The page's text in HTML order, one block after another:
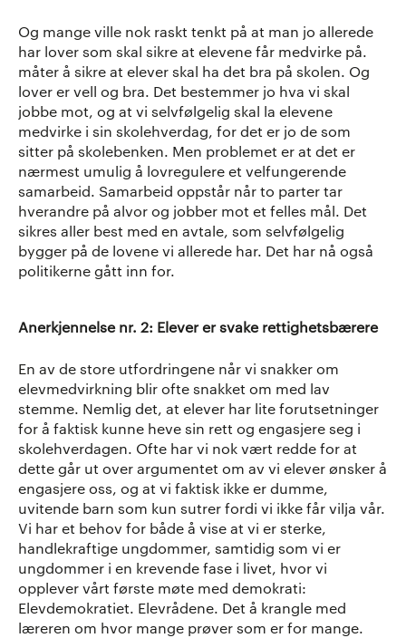
Og mange ville nok raskt tenkt på at man jo allerede
har lover som skal sikre at elevene får medvirke på.
måter å sikre at elever skal ha det bra på skolen. Og
lover er vell og bra. Det bestemmer jo hva vi skal
jobbe mot, og at vi selvfølgelig skal la elevene
medvirke i sin skolehverdag, for det er jo de som
sitter på skolebenken. Men problemet er at det er
nærmest umulig å lovregulere et velfungerende
samarbeid. Samarbeid oppstår når to parter tar
hverandre på alvor og jobber mot et felles mål. Det
sikres aller best med en avtale, som selvfølgelig
bygger på de lovene vi allerede har. Det har nå også
politikerne gått inn for.
Anerkjennelse nr. 2: Elever er svake rettighetsbærere
En av de store utfordringene når vi snakker om
elevmedvirkning blir ofte snakket om med lav
stemme. Nemlig det, at elever har lite forutsetninger
for å faktisk kunne heve sin rett og engasjere seg i
skolehverdagen. Ofte har vi nok vært redde for at
dette går ut over argumentet om av vi elever ønsker å
engasjere oss, og at vi faktisk ikke er dumme,
uvitende barn som kun sutrer fordi vi ikke får vilja vår.
Vi har et behov for både å vise at vi er sterke,
handlekraftige ungdommer, samtidig som vi er
ungdommer i en krevende fase i livet, hvor vi
opplever vårt første møte med demokrati:
Elevdemokratiet. Elevrådene. Det å krangle med
læreren om hvor mange prøver som er for mange.